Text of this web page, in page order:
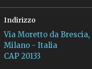
Indirizzo
Via Moretto da Brescia,
Milano - Italia
CAP 20133